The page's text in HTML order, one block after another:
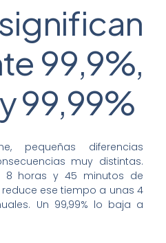
99,9%,
99,99%
pequeñas diferencias
muy distintas.
8 horas y 45 minutos de
reduce ese tiempo a unas 4
Un 99,99% lo baja a